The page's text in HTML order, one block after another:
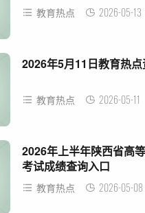
教育热点 2026-05-13
2026年5月11日教育热
教育热点 2026-05-11
2026年上半年陕西省高
考试成绩查询入口
教育热点 2026-05-08